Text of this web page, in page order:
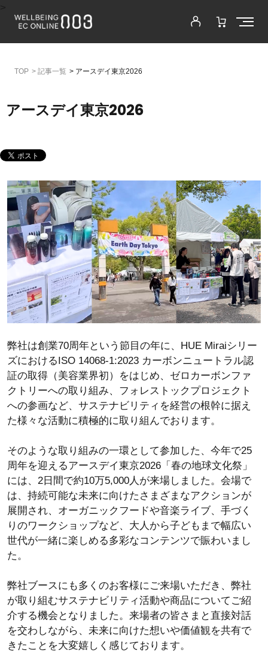
> 記事一覧 > アースデイ東京2026
アースデイ東京2026
弊社は創業70周年という節目の年に、HUE Miraiシリー
ズにおけるISO 14068-1:2023 カーボンニュートラル認
証の取得（美容業界初）をはじめ、ゼロカーボンファ
クトリーへの取り組み、フォレストックプロジェクト
への参画など、サステナビリティを経営の根幹に据え
た様々な活動に積極的に取り組んでおります。
そのような取り組みの一環として参加した、今年で25
周年を迎えるアースデイ東京2026「春の地球文化祭」
には、2日間で約10万5,000人が来場しました。会場で
は、持続可能な未来に向けたさまざまなアクションが
展開され、オーガニックフードや音楽ライブ、手づく
りのワークショップなど、大人から子どもまで幅広い
世代が一緒に楽しめる多彩なコンテンツで賑わいまし
た。
弊社ブースにも多くのお客様にご来場いただき、弊社
が取り組むサステナビリティ活動や商品についてご紹
介する機会となりました。来場者の皆さまと直接対話
を交わしながら、未来に向けた想いや価値観を共有で
きたことを大変嬉しく感じております。